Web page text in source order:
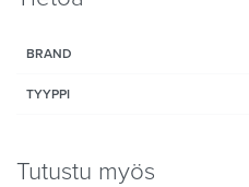
BRAND
TYYPPI
Tutustu myös